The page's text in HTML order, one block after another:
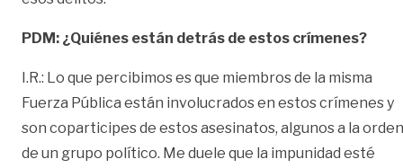
PDM: ¿Quiénes están detrás de estos crímenes?
I.R.: Lo que percibimos es que miembros de la misma
Fuerza Pública están involucrados en estos crímenes y
son coparticipes de estos asesinatos, algunos a la orden
de un grupo político. Me duele que la impunidad esté